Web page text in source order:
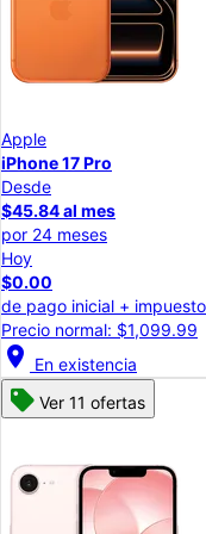
Apple
iPhone 17 Pro
Desde
$45.84 al mes
por 24 meses
Hoy
$0.00
de pago inicial +
Precio normal: $1,099.99
location_on En existencia
Ver 11 ofertas